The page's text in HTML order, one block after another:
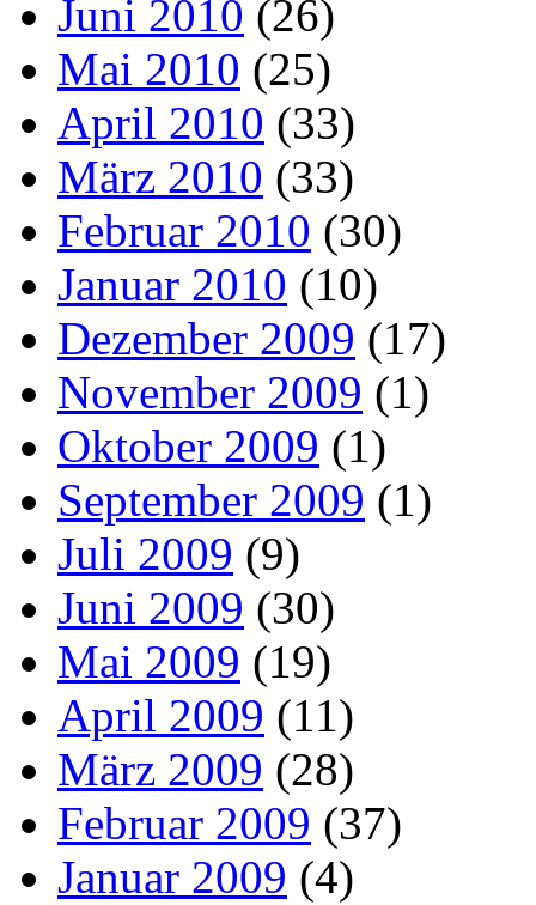
Juni 2010 (26)
Mai 2010 (25)
April 2010 (33)
März 2010 (33)
Februar 2010 (30)
Januar 2010 (10)
Dezember 2009 (17)
November 2009 (1)
Oktober 2009 (1)
September 2009 (1)
Juli 2009 (9)
Juni 2009 (30)
Mai 2009 (19)
April 2009 (11)
März 2009 (28)
Februar 2009 (37)
Januar 2009 (4)